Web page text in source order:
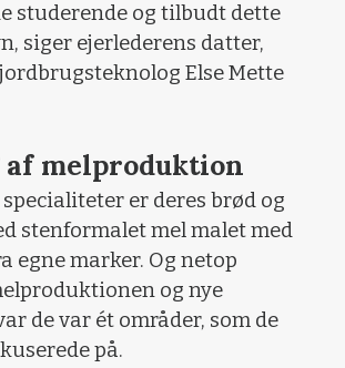
studerende og tilbudt dette
siger ejerlederens datter,
Else Mette
melproduktion
er deres brød og
stenformalet mel malet med
egne marker. Og netop
og nye
de var ét områder, som de
på.